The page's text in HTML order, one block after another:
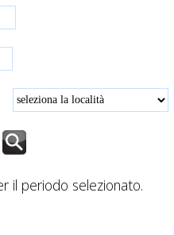
il periodo selezionato.